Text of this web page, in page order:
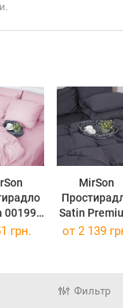
00199
см
MirSon
Satin
0240 Iron
грн. от 2 139
Фильтр